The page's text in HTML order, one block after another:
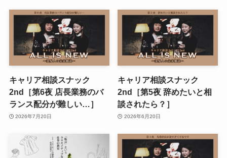
キャリア相談スナック
2nd［第6夜 店長業務のバ
ランス配分が難しい…］
2026年7月20日
キャリア相談スナック
2nd［第5夜 辞めたいと相
談されたら？］
2026年6月20日